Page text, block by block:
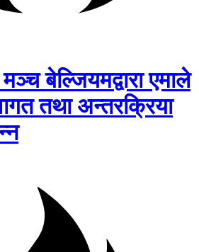
बेल्जियमद्वारा एमाले
तथा अन्तरक्रिया